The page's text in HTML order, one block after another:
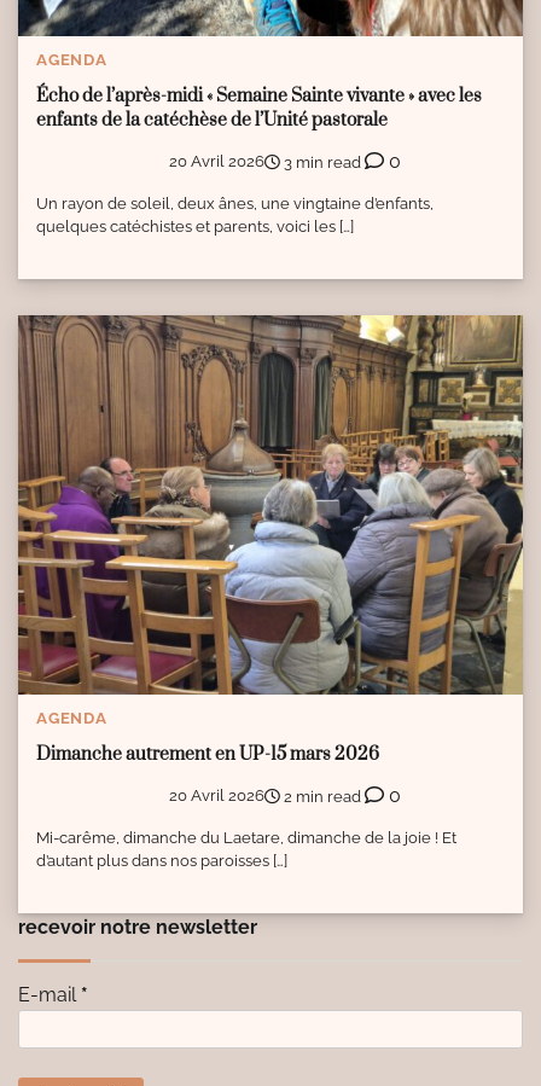
AGENDA
Écho de l’après-midi « Semaine Sainte vivante » avec les
enfants de la catéchèse de l’Unité pastorale
20 Avril 2026 3 min read 0
Un rayon de soleil, deux ânes, une vingtaine d’enfants,
quelques catéchistes et parents, voici les […]
AGENDA
Dimanche autrement en UP-15 mars 2026
20 Avril 2026 2 min read 0
Mi-carême, dimanche du Laetare, dimanche de la joie ! Et
d’autant plus dans nos paroisses […]
recevoir notre newsletter
E-mail *